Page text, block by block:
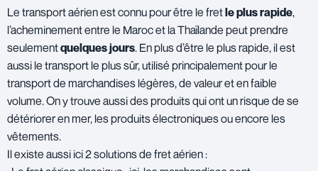
Le transport aérien est connu pour être le fretle plus rapide,
l’acheminement entre le Maroc et la Thaïlande peut prendre
seulementquelques jours. En plus d’être le plus rapide, il est
aussi le transport le plus sûr, utilisé principalement pour le
transport de marchandises légères, de valeur et en faible
volume. On y trouve aussi des produits qui ont un risque de se
détériorer en mer, les produits électroniques ou encore les
vêtements.
Il existe aussi ici 2 solutions de fret aérien :